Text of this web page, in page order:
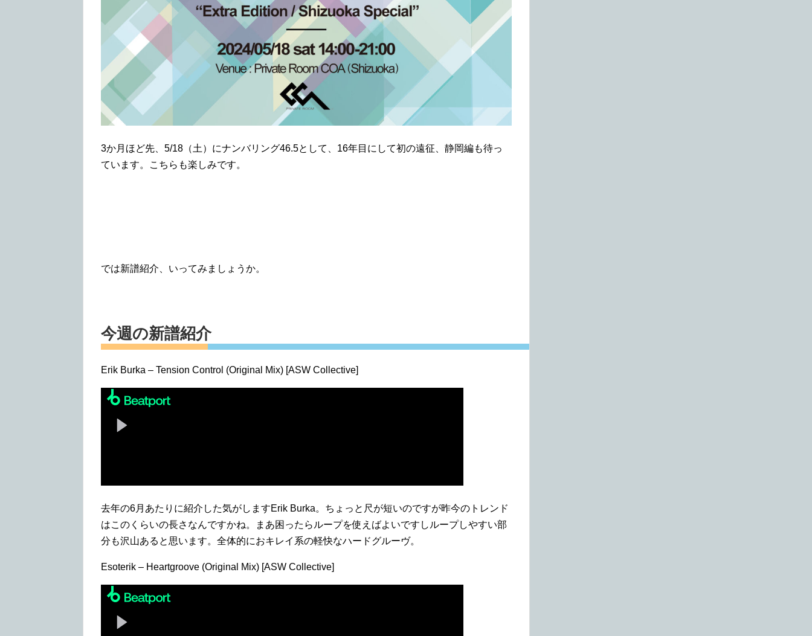
3か月ほど先、5/18（土）にナンバリング46.5として、16年目にして初の遠征、静岡編も待っ
ています。こちらも楽しみです。
では新譜紹介、いってみましょうか。
今週の新譜紹介
Erik Burka – Tension Control (Original Mix) [ASW Collective]
去年の6月あたりに紹介した気がしますErik Burka。ちょっと尺が短いのですが昨今のトレンド
はこのくらいの長さなんですかね。まあ困ったらループを使えばよいですしループしやすい部
分も沢山あると思います。全体的におキレイ系の軽快なハードグルーヴ。
Esoterik – Heartgroove (Original Mix) [ASW Collective]